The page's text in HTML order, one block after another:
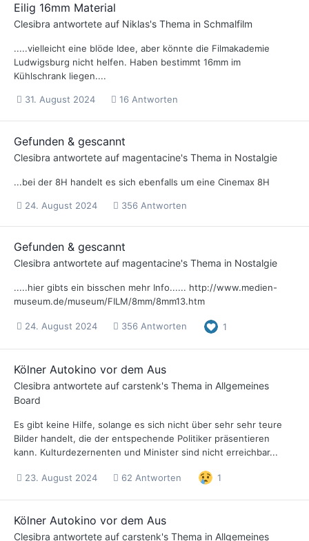
Eilig 16mm Material
Clesibra antwortete auf Niklas's Thema in Schmalfilm
.....vielleicht eine blöde Idee, aber könnte die Filmakademie
Ludwigsburg nicht helfen. Haben bestimmt 16mm im
Kühlschrank liegen....
31. August 2024 16 Antworten
Gefunden & gescannt
Clesibra antwortete auf magentacine's Thema in Nostalgie
...bei der 8H handelt es sich ebenfalls um eine Cinemax 8H
24. August 2024 356 Antworten
Gefunden & gescannt
Clesibra antwortete auf magentacine's Thema in Nostalgie
.....hier gibts ein bisschen mehr Info...... http://www.medien-
museum.de/museum/FILM/8mm/8mm13.htm
24. August 2024 356 Antworten 1
Kölner Autokino vor dem Aus
Clesibra antwortete auf carstenk's Thema in Allgemeines
Board
Es gibt keine Hilfe, solange es sich nicht über sehr sehr teure
Bilder handelt, die der entspechende Politiker präsentieren
kann. Kulturdezernenten und Minister sind nicht erreichbar...
23. August 2024 62 Antworten 1
Kölner Autokino vor dem Aus
Clesibra antwortete auf carstenk's Thema in Allgemeines